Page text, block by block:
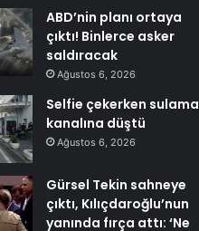
ABD’nin planı ortaya
çıktı! Binlerce asker
saldıracak
Ağustos 6, 2026
Selfie çekerken sulama
kanalına düştü
Ağustos 6, 2026
Gürsel Tekin sahneye
çıktı, Kılıçdaroğlu’nun
yanında fırça attı: ‘Ne